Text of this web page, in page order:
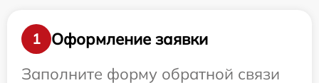
1
Оформление заявки
Заполните форму обратной связи